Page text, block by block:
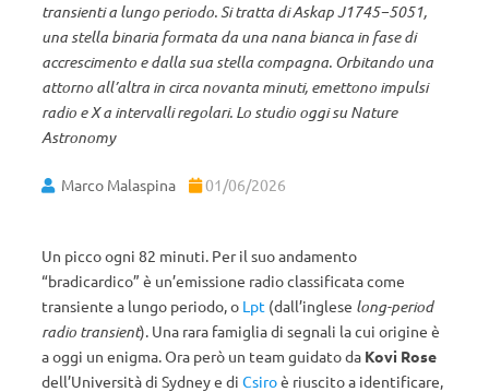
transienti a lungo periodo. Si tratta di Askap J1745−5051,
una stella binaria formata da una nana bianca in fase di
accrescimento e dalla sua stella compagna. Orbitando una
attorno all’altra in circa novanta minuti, emettono impulsi
radio e X a intervalli regolari. Lo studio oggi su Nature
Astronomy
Marco Malaspina 01/06/2026
Un picco ogni 82 minuti. Per il suo andamento
“bradicardico” è un’emissione radio classificata come
transiente a lungo periodo, o Lpt (dall’inglese long-period
radio transient). Una rara famiglia di segnali la cui origine è
a oggi un enigma. Ora però un team guidato da Kovi Rose
dell’Università di Sydney e di Csiroè riuscito a identificare,